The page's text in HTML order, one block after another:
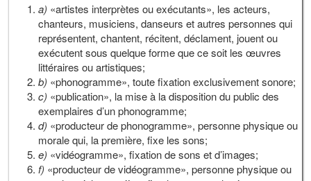
a) «artistes interprètes ou exécutants», les acteurs,
chanteurs, musiciens, danseurs et autres personnes qui
représentent, chantent, récitent, déclament, jouent ou
exécutent sous quelque forme que ce soit les œuvres
littéraires ou artistiques;
b) «phonogramme», toute fixation exclusivement sonore;
c) «publication», la mise à la disposition du public des
exemplaires d’un phonogramme;
d) «producteur de phonogramme», personne physique ou
morale qui, la première, fixe les sons;
e) «vidéogramme», fixation de sons et d’images;
f) «producteur de vidéogramme», personne physique ou